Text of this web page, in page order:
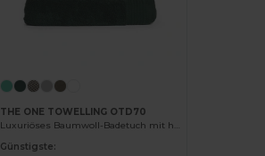
THE ONE TOWELLING OTD70
Luxuriöses Baumwoll-Badetuch mit hoher Saugfähigkeit
Günstigste: